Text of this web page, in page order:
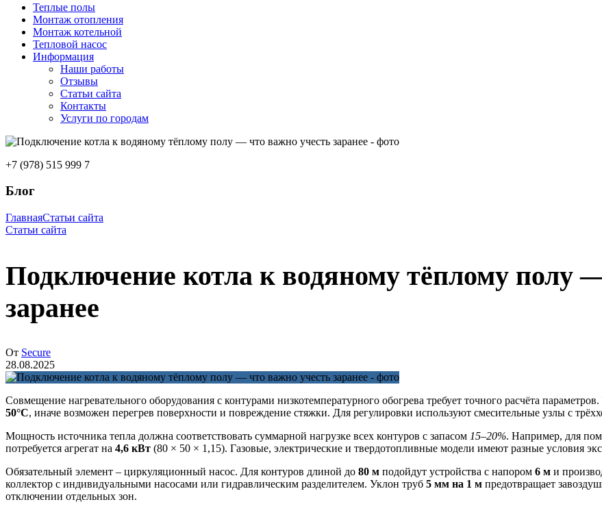
Теплые полы
Монтаж отопления
Монтаж котельной
Тепловой насос
Информация
Наши работы
Отзывы
Статьи сайта
Контакты
Услуги по городам
+7 (978) 515 999 7
Блог
ГлавнаяСтатьи сайта
Статьи сайта
Подключение котла к водяному тёплому полу
заранее
От Secure
28.08.2025
Совмещение нагревательного оборудования с контурами низкотемпературного обогрева требует точного расчёта
50°C, иначе возможен перегрев поверхности и повреждение стяжки. Для регулировки используют смесительные узлы с
Мощность источника тепла должна соответствовать суммарной нагрузке всех контуров с запасом 15–20%. Например, для
потребуется агрегат на 4,6 кВт (80 × 50 × 1,15). Газовые, электрические и твердотопливные модели имеют разные условия
Обязательный элемент – циркуляционный насос. Для контуров длиной до 80 м подойдут устройства с напором 6 м и
коллектор с индивидуальными насосами или гидравлическим разделителем. Уклон труб 5 мм на 1 м предотвращает
отключении отдельных зон.